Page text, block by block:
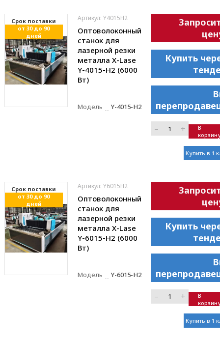
Cрок поставки
от 30 до 90
дней
Артикул: Y4015H2
Оптоволоконный
станок для
лазерной резки
металла X-Lase
Y-4015-H2 (6000
Вт)
Модель Y-4015-H2
Купить
– +
В
Купить в 1
Cрок поставки
от 30 до 90
дней
Артикул: Y6015H2
Оптоволоконный
станок для
лазерной резки
металла X-Lase
Y-6015-H2 (6000
Вт)
Модель Y-6015-H2
Купить
– +
В
Купить в 1